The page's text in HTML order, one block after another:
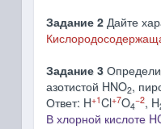
Задание 2Дайте
Задание 3
азотистой HNO2,
Ответ: H+1Cl+7O4
−2, H
В хлорной кислоте